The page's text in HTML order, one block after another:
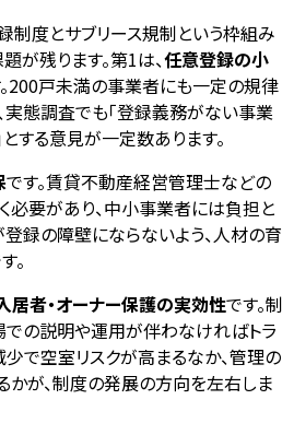
制度とサブリース規制という枠組み
が残ります。第1は、任意登録の小
200戸未満の事業者にも一定の規律
実態調査でも「登録義務がない事業
する意見が一定数あります。
です。賃貸不動産経営管理士などの
必要があり、中小事業者には負担と
録の障壁にならないよう、人材の育
。
居者・オーナー保護の実効性です。制
での説明や運用が伴わなければトラ
で空室リスクが高まるなか、管理の
かが、制度の発展の方向を左右しま